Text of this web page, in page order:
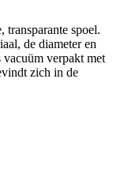
spoel.
de diameter en
verpakt met
zich in de